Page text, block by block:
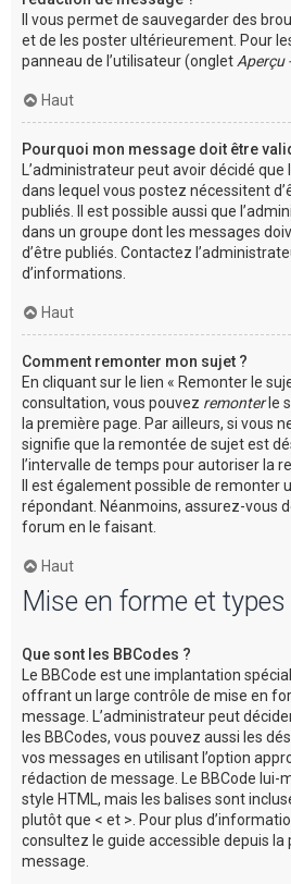
Il vous permet de sauvegarder des
et de les poster ultérieurement. Pour
panneau de l’utilisateur (onglet Aperçu
Haut
Pourquoi mon message doit être
L’administrateur peut avoir décidé
dans lequel vous postez nécessitent
publiés. Il est possible aussi que
dans un groupe dont les messages
d’être publiés. Contactez
d’informations.
Haut
Comment remonter mon sujet ?
En cliquant sur le lien « Remonter le
consultation, vous pouvez remonterle
la première page. Par ailleurs, si vous
signifie que la remontée de sujet est
l’intervalle de temps pour autoriser la
Il est également possible de remonter
répondant. Néanmoins, assurez-vous
forum en le faisant.
Haut
Mise en forme et
Que sont les BBCodes ?
Le BBCode est une implantation
offrant un large contrôle de mise en
message. L’administrateur peut
les BBCodes, vous pouvez aussi les
vos messages en utilisant l’option
rédaction de message. Le BBCode lui-
style HTML, mais les balises sont
plutôt que < et >. Pour plus
consultez le guide accessible depuis la
message.